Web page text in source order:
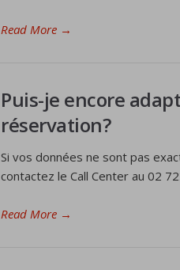
Read More →
Puis-je encore
réservation?
Si vos données ne sont pas
contactez le Call Center au 02
Read More →